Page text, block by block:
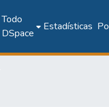
Todo
DSpace
Estadísticas